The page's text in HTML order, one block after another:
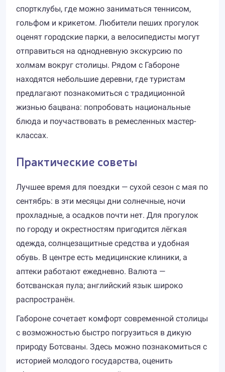
спортклубы, где можно заниматься теннисом,
гольфом и крикетом. Любители пеших прогулок
оценят городские парки, а велосипедисты могут
отправиться на однодневную экскурсию по
холмам вокруг столицы. Рядом с Габороне
находятся небольшие деревни, где туристам
предлагают познакомиться с традиционной
жизнью бацвана: попробовать национальные
блюда и поучаствовать в ремесленных мастер-
классах.
Практические советы
Лучшее время для поездки — сухой сезон с мая по
сентябрь: в эти месяцы дни солнечные, ночи
прохладные, а осадков почти нет. Для прогулок
по городу и окрестностям пригодится лёгкая
одежда, солнцезащитные средства и удобная
обувь. В центре есть медицинские клиники, а
аптеки работают ежедневно. Валюта —
ботсванская пула; английский язык широко
распространён.
Габороне сочетает комфорт современной столицы
с возможностью быстро погрузиться в дикую
природу Ботсваны. Здесь можно познакомиться с
историей молодого государства, оценить